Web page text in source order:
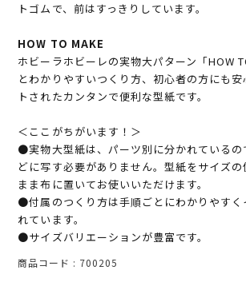
トゴムで、前はすっきりしています。
HOW TO MAKE
ホビーラホビーレの実物大パターン「HOW
とわかりやすいつくり方、初心者の方にも安
トされたカンタンで便利な型紙です。
＜ここがちがいます！＞
●実物大型紙は、パーツ別に分かれているの
どに写す必要がありません。型紙をサイズの
まま布に置いてお使いいただけます。
●付属のつくり方は手順ごとにわかりやすく
れています。
●サイズバリエーションが豊富です。
商品コード 700205